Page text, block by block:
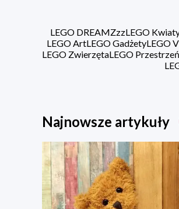
LEGO DREAMZzzLEGO
LEGO ArtLEGO GadżetyLEGO
LEGO ZwierzętaLEGO
Najnowsze artykuły